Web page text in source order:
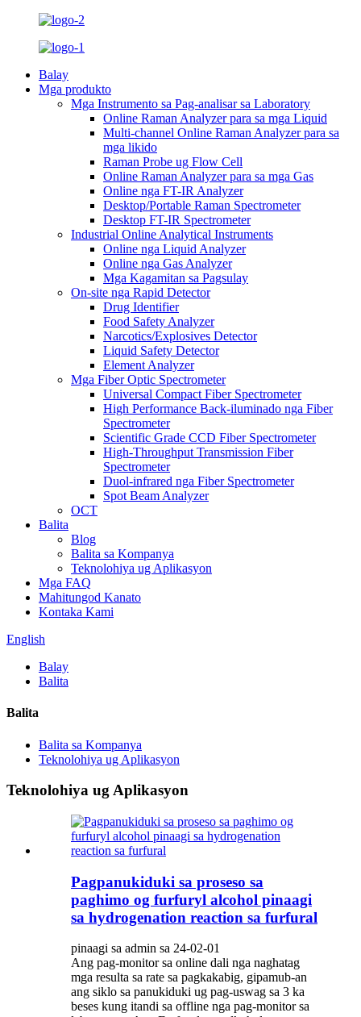
Balay
Mga produkto
Mga Instrumento sa Pag-analisar sa Laboratory
Online Raman Analyzer para sa mga Liquid
Multi-channel Online Raman Analyzer para sa
mga likido
Raman Probe ug Flow Cell
Online Raman Analyzer para sa mga Gas
Online nga FT-IR Analyzer
Desktop/Portable Raman Spectrometer
Desktop FT-IR Spectrometer
Industrial Online Analytical Instruments
Online nga Liquid Analyzer
Online nga Gas Analyzer
Mga Kagamitan sa Pagsulay
On-site nga Rapid Detector
Drug Identifier
Food Safety Analyzer
Narcotics/Explosives Detector
Liquid Safety Detector
Element Analyzer
Mga Fiber Optic Spectrometer
Universal Compact Fiber Spectrometer
High Performance Back-iluminado nga Fiber
Spectrometer
Scientific Grade CCD Fiber Spectrometer
High-Throughput Transmission Fiber
Spectrometer
Duol-infrared nga Fiber Spectrometer
Spot Beam Analyzer
OCT
Balita
Blog
Balita sa Kompanya
Teknolohiya ug Aplikasyon
Mga FAQ
Mahitungod Kanato
Kontaka Kami
English
Balay
Balita
Balita
Balita sa Kompanya
Teknolohiya ug Aplikasyon
Teknolohiya ug Aplikasyon
Pagpanukiduki sa proseso sa
paghimo og furfuryl alcohol pinaagi
sa hydrogenation reaction sa furfural
pinaagi sa admin sa 24-02-01
Ang pag-monitor sa online dali nga naghatag
mga resulta sa rate sa pagkakabig, gipamub-an
ang siklo sa panukiduki ug pag-uswag sa 3 ka
beses kung itandi sa offline nga pag-monitor sa